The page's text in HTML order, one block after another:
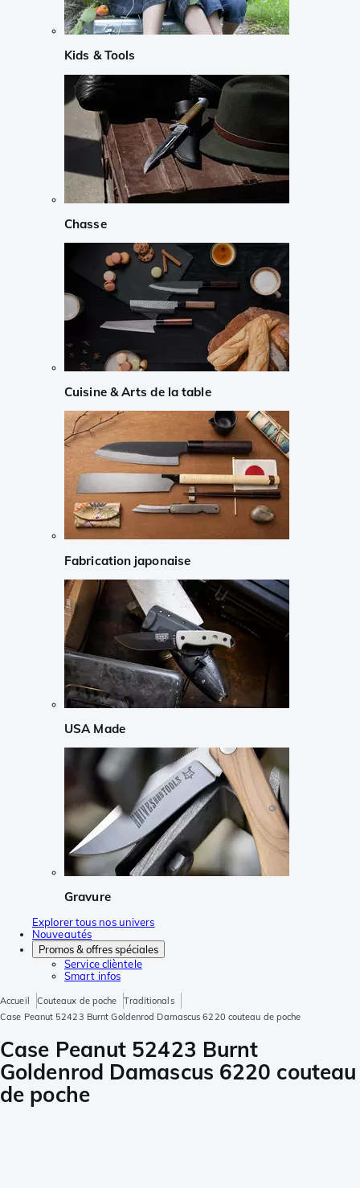
Kids & Tools
Chasse
Cuisine & Arts de la table
Fabrication japonaise
USA Made
Gravure
Explorer tous nos univers
Nouveautés
Promos & offres spéciales
Service clièntele
Smart infos
Accueil Couteaux de poche
Traditionals
Case Peanut 52423 Burnt Goldenrod Damascus 6220 couteau de poche
Case Peanut 52423 Burnt
Goldenrod Damascus 6220 couteau
de poche